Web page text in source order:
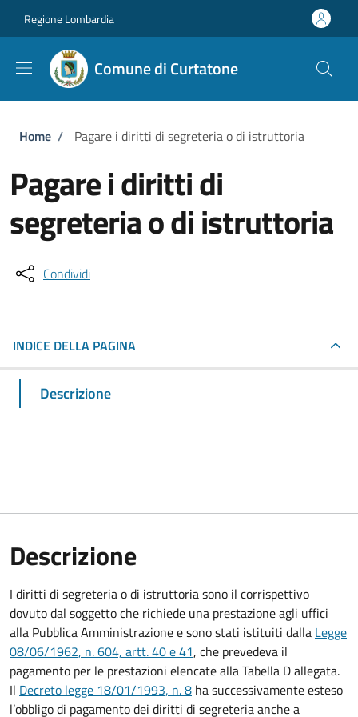
Regione Lombardia
Comune di Curtatone
Briciole di pane
Home / Pagare i diritti di segreteria o di istruttoria
Pagare i diritti di
segreteria o di istruttoria
Condividi
INDICE DELLA PAGINA
Descrizione
Descrizione
I diritti di segreteria o di istruttoria sono il corrispettivo
dovuto dal soggetto che richiede una prestazione agli uffici
alla Pubblica Amministrazione e sono stati istituiti dalla Legge
08/06/1962, n. 604, artt. 40 e 41, che prevedeva il
pagamento per le prestazioni elencate alla Tabella D allegata.
Il Decreto legge 18/01/1993, n. 8 ha successivamente esteso
l’obbligo di pagamento dei diritti di segreteria anche a